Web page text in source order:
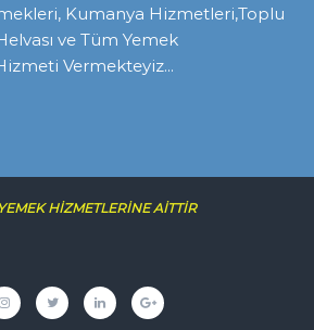
Kumanya Hizmetleri,Toplu
ve Tüm Yemek
Vermekteyiz...
HİZMETLERİNE AİTTİR
İnstagramtwitter linkedin google